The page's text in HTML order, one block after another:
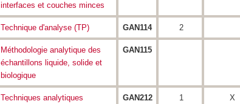
interfaces et couches minces
Technique d'analyse (TP) GAN114 2
Méthodologie analytique des
échantillons liquide, solide et
biologique
GAN115
Techniques analytiques
GAN212 1 X